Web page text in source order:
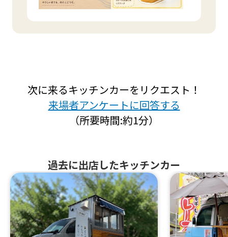
次に来るキッチンカーをリクエスト！
来場者アンケートに回答する
（所要時間:約1分）
過去に出店したキッチンカー